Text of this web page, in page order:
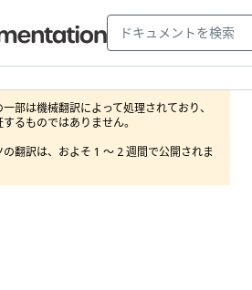
部は機械翻訳によって処理されており、
るものではありません。
翻訳は、およそ 1 ～ 2 週間で公開されま